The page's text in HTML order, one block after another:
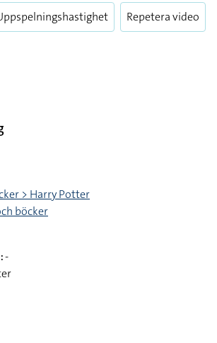
Repetera video
> Harry Potter
böcker
-